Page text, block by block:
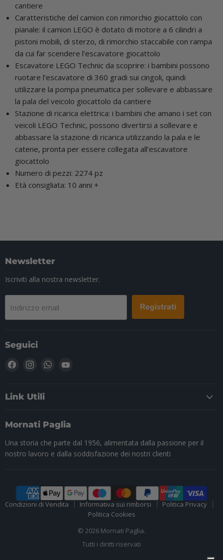
cantiere
Caratteristiche del camion con rimorchio giocattolo con
pianale: il camion LEGO è dotato di motore a 6 cilindri a
pistoni mobili, di sterzo, di rimorchio staccabile con rampa
da cui far scendere l’escavatore giocattolo
Escavatore LEGO Technic da scoprire: i bambini possono
ruotare l’escavatore di 360 gradi sui cingoli, quindi
utilizzare la pompa pneumatica per sollevare e abbassare
la pala del veicolo giocattolo da cantiere
Stazione di ricarica elettrica: i bambini che amano i set con
veicoli LEGO Technic, possono divertirsi a sollevare e
abbassare la stazione di ricarica utilizzando la pala e le
catene, pronta per essere collegata all’escavatore
giocattolo
Numero di pezzi: 2274 pz
Età consigliata: 10 anni +
Newsletter
Iscriviti alla nostra newsletter.
Indirizzo email Registrati
Seguici
Trovaci Trovaci Trovaci
Link Utili
Mornati Paglia
Una storia che parte dal 1956, alimentata dalla passione per il
nostro lavoro e dalla soddisfazione dei nostri clienti
Condizioni di Vendita Informativa sui rimborsi
Politica Privacy
Politica Cookies
© 2026 Mornati Paglia.
Tutti i diritti riservati